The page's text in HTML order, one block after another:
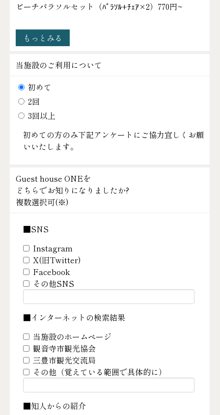
ビーチパラソルセット（ﾊﾟﾗｿﾙ+ﾁｪｱ×2） 770円~
もっとみる
当施設のご利用について
初めて
2回
3回以上
初めての方のみ下記アンケートにご協力宜しくお願
いいたします。
Guest house ONEを
どちらでお知りになりましたか?
複数選択可(※)
■SNS
Instagram
X(旧Twitter)
Facebook
その他SNS
■インターネットの検索結果
当施設のホームページ
観音寺市観光協会
三豊市観光交流局
その他（覚えている範囲で具体的に）
■知人からの紹介